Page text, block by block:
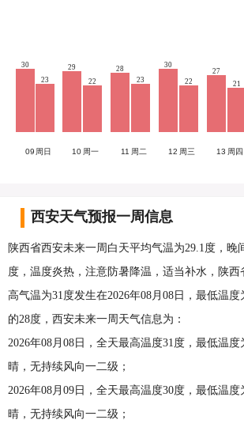
30
09
23
周日
29
10
22
周一
28
11
23
周二
30
12
22
周三
27
13
21
周四
西安天气预报一周信息
陕西省西安未来一周白天平均气温为29.1度，晚
度，温度炎热，注意防暑降温，适当补水，陕
高气温为31度发生在2026年08月08日，最低温度
的28度，西安未来一周天气信息为：
2026年08月08日，全天最高温度31度，最低温
晴，无持续风向一二级；
2026年08月09日，全天最高温度30度，最低温
晴，无持续风向一二级；